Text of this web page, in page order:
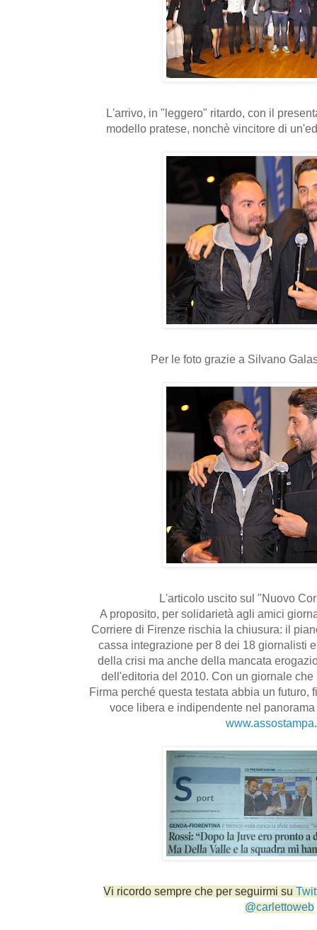
L'arrivo, in "leggero" ritardo, con il
modello pratese, nonchè vincitore di
Per le foto grazie a Silvano
L'articolo uscito sul "Nuovo
A proposito, per solidarietà agli amici
Corriere di Firenze rischia la chiusura: il
cassa integrazione per 8 dei 18 giornalisti
della crisi ma anche della mancata
dell'editoria del 2010. Con un giornale
Firma perché questa testata abbia un futuro,
voce libera e indipendente nel
Vi ricordo sempre che per seguirmi su
@carlettoweb